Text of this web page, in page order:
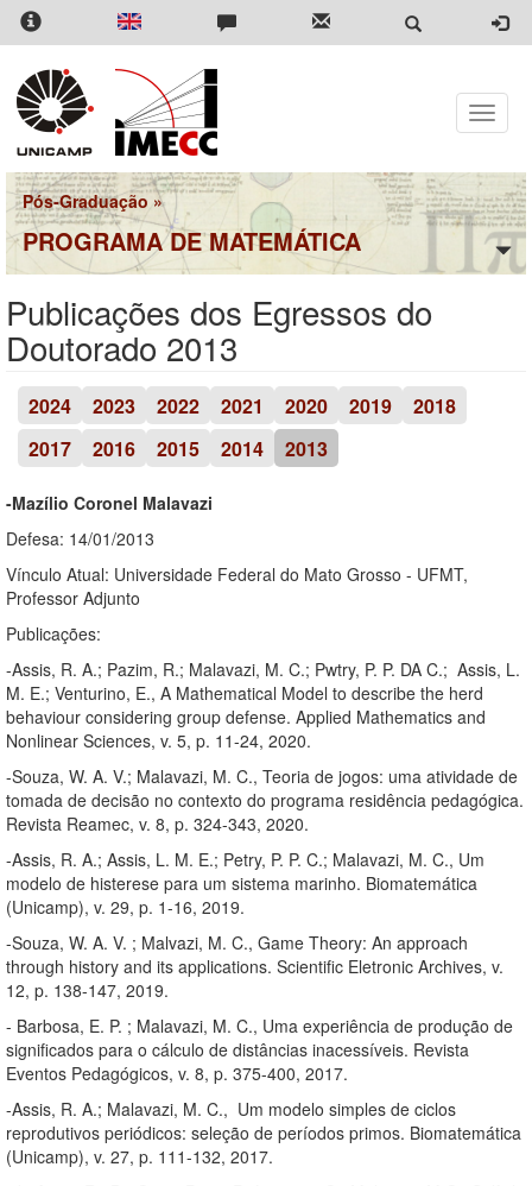
Pular
para
conteúdo
principal
Toggle
Pós-Graduação »
PROGRAMA DE MATEMÁTICA
Publicações dos Egressos do
Doutorado 2013
2024 2023 2022 2021 2020 2019
2018
2017
2016 2015 2014 2013
-Mazílio Coronel Malavazi
Defesa: 14/01/2013
Vínculo Atual: Universidade Federal do Mato Grosso - UFMT,
Professor Adjunto
Publicações:
-Assis, R. A.; Pazim, R.; Malavazi, M. C.; Pwtry, P. P. DA C.; Assis, L.
M. E.; Venturino, E., A Mathematical Model to describe the herd
behaviour considering group defense. Applied Mathematics and
Nonlinear Sciences, v. 5, p. 11-24, 2020.
-Souza, W. A. V.; Malavazi, M. C., Teoria de jogos: uma atividade de
tomada de decisão no contexto do programa residência pedagógica.
Revista Reamec, v. 8, p. 324-343, 2020.
-Assis, R. A.; Assis, L. M. E.; Petry, P. P. C.; Malavazi, M. C., Um
modelo de histerese para um sistema marinho. Biomatemática
(Unicamp), v. 29, p. 1-16, 2019.
-Souza, W. A. V. ; Malvazi, M. C., Game Theory: An approach
through history and its applications. Scientific Eletronic Archives, v.
12, p. 138-147, 2019.
- Barbosa, E. P. ; Malavazi, M. C., Uma experiência de produção de
significados para o cálculo de distâncias inacessíveis. Revista
Eventos Pedagógicos, v. 8, p. 375-400, 2017.
-Assis, R. A.; Malavazi, M. C., Um modelo simples de ciclos
reprodutivos periódicos: seleção de períodos primos. Biomatemática
(Unicamp), v. 27, p. 111-132, 2017.